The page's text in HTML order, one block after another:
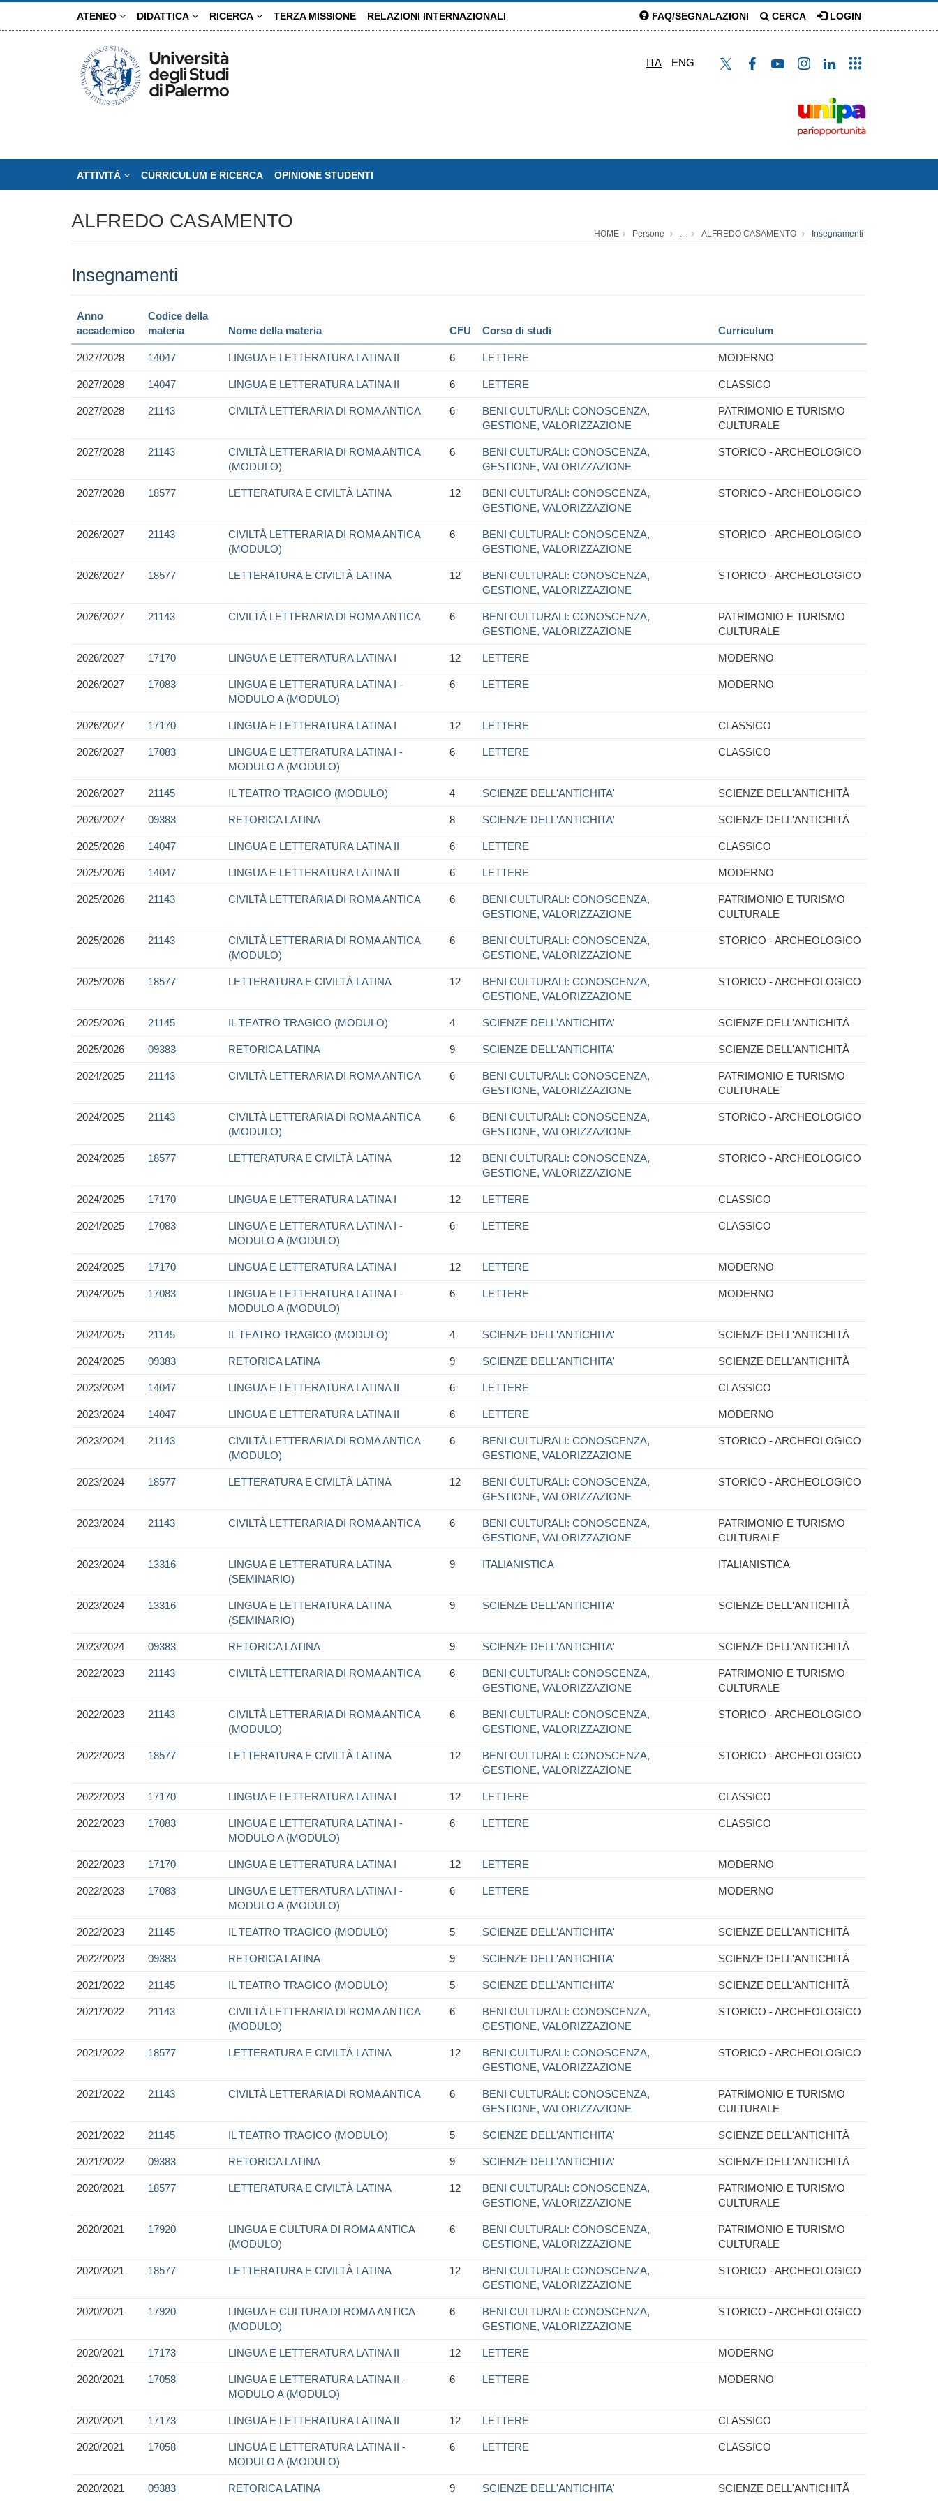
ATENEO DIDATTICA RICERCA TERZA MISSIONE RELAZIONI INTERNAZIONALI FAQ/SEGNALAZIONI CERCA LOGIN
ITA ENG
ATTIVITÀ CURRICULUM E RICERCA OPINIONE STUDENTI
ALFREDO CASAMENTO
HOME Persone ... ALFREDO CASAMENTO Insegnamenti
Insegnamenti
Anno
accademico
Codice della
materia
Nome della materia CFU Corso di studi Curriculum
2027/2028 14047 LINGUA E LETTERATURA LATINA II 6 LETTERE MODERNO
2027/2028 14047 LINGUA E LETTERATURA LATINA II 6 LETTERE CLASSICO
2027/2028 21143 CIVILTÀ LETTERARIA DI ROMA ANTICA 6
BENI CULTURALI: CONOSCENZA,
GESTIONE, VALORIZZAZIONE
PATRIMONIO E TURISMO
CULTURALE
2027/2028 21143
CIVILTÀ LETTERARIA DI ROMA ANTICA
(MODULO)
6
BENI CULTURALI: CONOSCENZA,
GESTIONE, VALORIZZAZIONE
STORICO - ARCHEOLOGICO
2027/2028 18577 LETTERATURA E CIVILTÀ LATINA 12
BENI CULTURALI: CONOSCENZA,
GESTIONE, VALORIZZAZIONE
STORICO - ARCHEOLOGICO
2026/2027 21143
CIVILTÀ LETTERARIA DI ROMA ANTICA
(MODULO)
6
BENI CULTURALI: CONOSCENZA,
GESTIONE, VALORIZZAZIONE
STORICO - ARCHEOLOGICO
2026/2027 18577 LETTERATURA E CIVILTÀ LATINA 12
BENI CULTURALI: CONOSCENZA,
GESTIONE, VALORIZZAZIONE
STORICO - ARCHEOLOGICO
2026/2027 21143 CIVILTÀ LETTERARIA DI ROMA ANTICA 6
BENI CULTURALI: CONOSCENZA,
GESTIONE, VALORIZZAZIONE
PATRIMONIO E TURISMO
CULTURALE
2026/2027 17170 LINGUA E LETTERATURA LATINA I 12 LETTERE MODERNO
2026/2027 17083
LINGUA E LETTERATURA LATINA I -
MODULO A (MODULO)
6 LETTERE MODERNO
2026/2027 17170 LINGUA E LETTERATURA LATINA I 12 LETTERE CLASSICO
2026/2027 17083
LINGUA E LETTERATURA LATINA I -
MODULO A (MODULO)
6 LETTERE CLASSICO
2026/2027 21145 IL TEATRO TRAGICO (MODULO) 4 SCIENZE DELL'ANTICHITA' SCIENZE DELL'ANTICHITÀ
2026/2027 09383 RETORICA LATINA 8 SCIENZE DELL'ANTICHITA' SCIENZE DELL'ANTICHITÀ
2025/2026 14047 LINGUA E LETTERATURA LATINA II 6 LETTERE CLASSICO
2025/2026 14047 LINGUA E LETTERATURA LATINA II 6 LETTERE MODERNO
2025/2026 21143 CIVILTÀ LETTERARIA DI ROMA ANTICA 6
BENI CULTURALI: CONOSCENZA,
GESTIONE, VALORIZZAZIONE
PATRIMONIO E TURISMO
CULTURALE
2025/2026 21143
CIVILTÀ LETTERARIA DI ROMA ANTICA
(MODULO)
6
BENI CULTURALI: CONOSCENZA,
GESTIONE, VALORIZZAZIONE
STORICO - ARCHEOLOGICO
2025/2026 18577 LETTERATURA E CIVILTÀ LATINA 12
BENI CULTURALI: CONOSCENZA,
GESTIONE, VALORIZZAZIONE
STORICO - ARCHEOLOGICO
2025/2026 21145 IL TEATRO TRAGICO (MODULO) 4 SCIENZE DELL'ANTICHITA' SCIENZE DELL'ANTICHITÀ
2025/2026 09383 RETORICA LATINA 9 SCIENZE DELL'ANTICHITA' SCIENZE DELL'ANTICHITÀ
2024/2025 21143 CIVILTÀ LETTERARIA DI ROMA ANTICA 6
BENI CULTURALI: CONOSCENZA,
GESTIONE, VALORIZZAZIONE
PATRIMONIO E TURISMO
CULTURALE
2024/2025 21143
CIVILTÀ LETTERARIA DI ROMA ANTICA
(MODULO)
6
BENI CULTURALI: CONOSCENZA,
GESTIONE, VALORIZZAZIONE
STORICO - ARCHEOLOGICO
2024/2025 18577 LETTERATURA E CIVILTÀ LATINA 12
BENI CULTURALI: CONOSCENZA,
GESTIONE, VALORIZZAZIONE
STORICO - ARCHEOLOGICO
2024/2025 17170 LINGUA E LETTERATURA LATINA I 12 LETTERE CLASSICO
2024/2025 17083
LINGUA E LETTERATURA LATINA I -
MODULO A (MODULO)
6 LETTERE CLASSICO
2024/2025 17170 LINGUA E LETTERATURA LATINA I 12 LETTERE MODERNO
2024/2025 17083
LINGUA E LETTERATURA LATINA I -
MODULO A (MODULO)
6 LETTERE MODERNO
2024/2025 21145 IL TEATRO TRAGICO (MODULO) 4 SCIENZE DELL'ANTICHITA' SCIENZE DELL'ANTICHITÀ
2024/2025 09383 RETORICA LATINA 9 SCIENZE DELL'ANTICHITA' SCIENZE DELL'ANTICHITÀ
2023/2024 14047 LINGUA E LETTERATURA LATINA II 6 LETTERE CLASSICO
2023/2024 14047 LINGUA E LETTERATURA LATINA II 6 LETTERE MODERNO
2023/2024 21143
CIVILTÀ LETTERARIA DI ROMA ANTICA
(MODULO)
6
BENI CULTURALI: CONOSCENZA,
GESTIONE, VALORIZZAZIONE
STORICO - ARCHEOLOGICO
2023/2024 18577 LETTERATURA E CIVILTÀ LATINA 12
BENI CULTURALI: CONOSCENZA,
GESTIONE, VALORIZZAZIONE
STORICO - ARCHEOLOGICO
2023/2024 21143 CIVILTÀ LETTERARIA DI ROMA ANTICA 6
BENI CULTURALI: CONOSCENZA,
GESTIONE, VALORIZZAZIONE
PATRIMONIO E TURISMO
CULTURALE
2023/2024 13316
LINGUA E LETTERATURA LATINA
(SEMINARIO)
9 ITALIANISTICA ITALIANISTICA
2023/2024 13316
LINGUA E LETTERATURA LATINA
(SEMINARIO)
9 SCIENZE DELL'ANTICHITA' SCIENZE DELL'ANTICHITÀ
2023/2024 09383 RETORICA LATINA 9 SCIENZE DELL'ANTICHITA' SCIENZE DELL'ANTICHITÀ
2022/2023 21143 CIVILTÀ LETTERARIA DI ROMA ANTICA 6
BENI CULTURALI: CONOSCENZA,
GESTIONE, VALORIZZAZIONE
PATRIMONIO E TURISMO
CULTURALE
2022/2023 21143
CIVILTÀ LETTERARIA DI ROMA ANTICA
(MODULO)
6
BENI CULTURALI: CONOSCENZA,
GESTIONE, VALORIZZAZIONE
STORICO - ARCHEOLOGICO
2022/2023 18577 LETTERATURA E CIVILTÀ LATINA 12
BENI CULTURALI: CONOSCENZA,
GESTIONE, VALORIZZAZIONE
STORICO - ARCHEOLOGICO
2022/2023 17170 LINGUA E LETTERATURA LATINA I 12 LETTERE CLASSICO
2022/2023 17083
LINGUA E LETTERATURA LATINA I -
MODULO A (MODULO)
6 LETTERE CLASSICO
2022/2023 17170 LINGUA E LETTERATURA LATINA I 12 LETTERE MODERNO
2022/2023 17083
LINGUA E LETTERATURA LATINA I -
MODULO A (MODULO)
6 LETTERE MODERNO
2022/2023 21145 IL TEATRO TRAGICO (MODULO) 5 SCIENZE DELL'ANTICHITA' SCIENZE DELL'ANTICHITÀ
2022/2023 09383 RETORICA LATINA 9 SCIENZE DELL'ANTICHITA' SCIENZE DELL'ANTICHITÀ
2021/2022 21145 IL TEATRO TRAGICO (MODULO) 5 SCIENZE DELL'ANTICHITA' SCIENZE DELL'ANTICHITÃ
2021/2022 21143
CIVILTÀ LETTERARIA DI ROMA ANTICA
(MODULO)
6
BENI CULTURALI: CONOSCENZA,
GESTIONE, VALORIZZAZIONE
STORICO - ARCHEOLOGICO
2021/2022 18577 LETTERATURA E CIVILTÀ LATINA 12
BENI CULTURALI: CONOSCENZA,
GESTIONE, VALORIZZAZIONE
STORICO - ARCHEOLOGICO
2021/2022 21143 CIVILTÀ LETTERARIA DI ROMA ANTICA 6
BENI CULTURALI: CONOSCENZA,
GESTIONE, VALORIZZAZIONE
PATRIMONIO E TURISMO
CULTURALE
2021/2022 21145 IL TEATRO TRAGICO (MODULO) 5 SCIENZE DELL'ANTICHITA' SCIENZE DELL'ANTICHITÀ
2021/2022 09383 RETORICA LATINA 9 SCIENZE DELL'ANTICHITA' SCIENZE DELL'ANTICHITÀ
2020/2021 18577 LETTERATURA E CIVILTÀ LATINA 12
BENI CULTURALI: CONOSCENZA,
GESTIONE, VALORIZZAZIONE
PATRIMONIO E TURISMO
CULTURALE
2020/2021 17920
LINGUA E CULTURA DI ROMA ANTICA
(MODULO)
6
BENI CULTURALI: CONOSCENZA,
GESTIONE, VALORIZZAZIONE
PATRIMONIO E TURISMO
CULTURALE
2020/2021 18577 LETTERATURA E CIVILTÀ LATINA 12
BENI CULTURALI: CONOSCENZA,
GESTIONE, VALORIZZAZIONE
STORICO - ARCHEOLOGICO
2020/2021 17920
LINGUA E CULTURA DI ROMA ANTICA
(MODULO)
6
BENI CULTURALI: CONOSCENZA,
GESTIONE, VALORIZZAZIONE
STORICO - ARCHEOLOGICO
2020/2021 17173 LINGUA E LETTERATURA LATINA II 12 LETTERE MODERNO
2020/2021 17058
LINGUA E LETTERATURA LATINA II -
MODULO A (MODULO)
6 LETTERE MODERNO
2020/2021 17173 LINGUA E LETTERATURA LATINA II 12 LETTERE CLASSICO
2020/2021 17058
LINGUA E LETTERATURA LATINA II -
MODULO A (MODULO)
6 LETTERE CLASSICO
2020/2021 09383 RETORICA LATINA 9 SCIENZE DELL'ANTICHITA' SCIENZE DELL'ANTICHITÃ